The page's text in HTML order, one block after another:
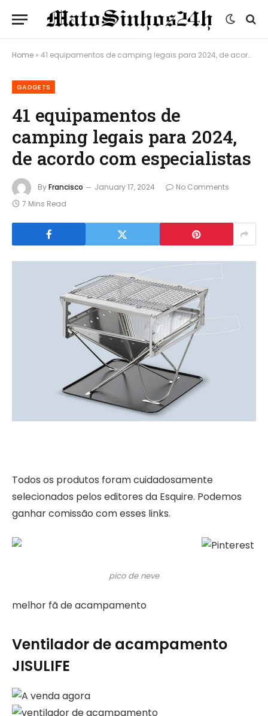
Home » 41 equipamentos de camping legais para 2024, de acordo com especialistas
GADGETS
41 equipamentos de
camping legais para 2024,
de acordo com especialistas
ByFrancisco January 17, 2024
No Comments
7 Mins Read
Todos os produtos foram cuidadosamente
selecionados pelos editores da Esquire. Podemos
ganhar comissão com esses links.
pico de neve
melhor fã de acampamento
Ventilador de acampamento
JISULIFE